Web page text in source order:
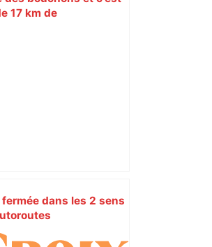
17 km de
dans les 2 sens